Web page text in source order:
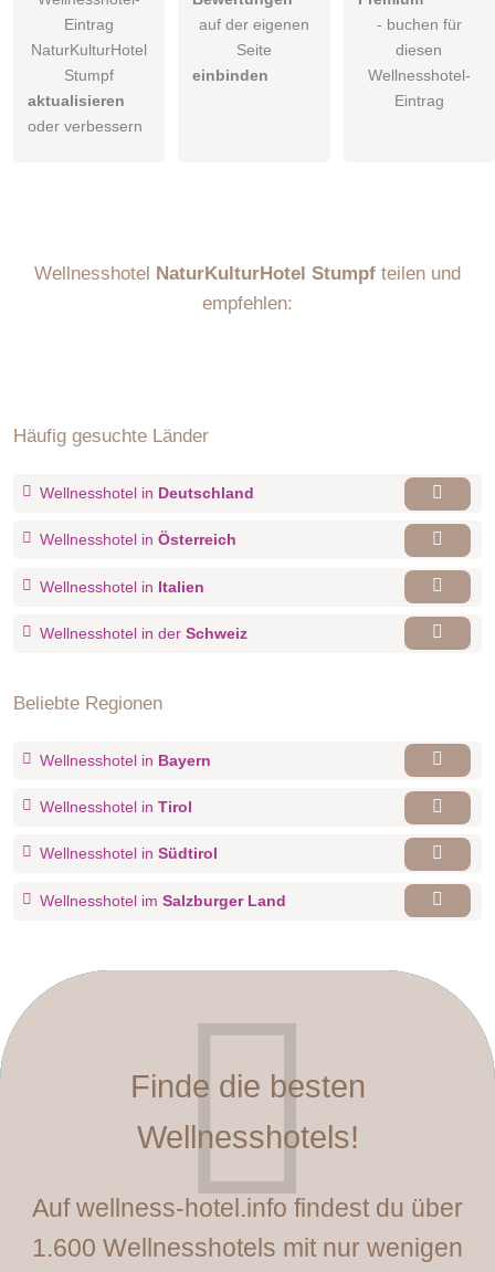
Eintrag
NaturKulturHotel
Stumpf
aktualisieren
oder verbessern
auf der eigenen
Seite
einbinden
- buchen für
diesen
Wellnesshotel-
Eintrag
Wellnesshotel NaturKulturHotel Stumpf teilen und
empfehlen:
Häufig gesuchte Länder
Wellnesshotel in Deutschland
Wellnesshotel in Österreich
Wellnesshotel in Italien
Wellnesshotel in der Schweiz
Beliebte Regionen
Wellnesshotel in Bayern
Wellnesshotel in Tirol
Wellnesshotel in Südtirol
Wellnesshotel im Salzburger Land
Finde die besten
Wellnesshotels!
Auf wellness-hotel.info findest du über
1.600 Wellnesshotels mit nur wenigen